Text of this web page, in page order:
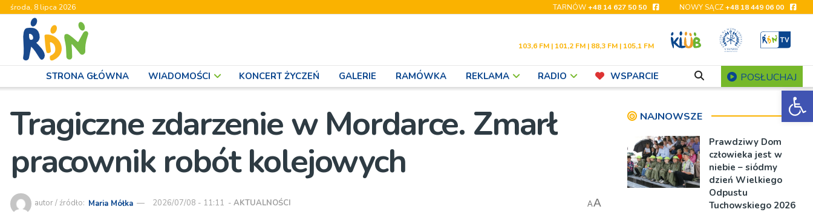
środa, 8 lipca 2026 TARNÓW+48 14 627 50 50 NOWY SĄCZ+48 18 449 06 00
103,6 FM | 101,2 FM | 88,3 FM | 105,1 FM
STRONA GŁÓWNA WIADOMOŚCI KONCERT ŻYCZEŃ GALERIE RAMÓWKA REKLAMA RADIO WSPARCIE POSŁUCHAJ
Tragiczne zdarzenie w Mordarce. Zmarł
pracownik robót kolejowych
autor / źródło: Maria Mółka 2026/07/08 - 11:11 - AKTUALNOŚCI AA
NAJNOWSZE
Prawdziwy Dom
człowieka jest w
niebie – siódmy
dzień Wielkiego
Odpustu
Tuchowskiego 2026